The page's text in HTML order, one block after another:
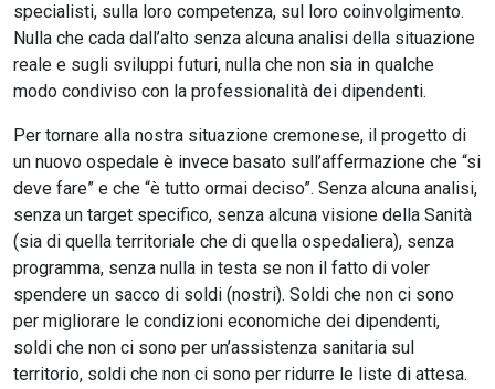
specialisti, sulla loro competenza, sul loro coinvolgimento.
Nulla che cada dall’alto senza alcuna analisi della situazione
reale e sugli sviluppi futuri, nulla che non sia in qualche
modo condiviso con la professionalità dei dipendenti.
Per tornare alla nostra situazione cremonese, il progetto di
un nuovo ospedale è invece basato sull’affermazione che “si
deve fare” e che “è tutto ormai deciso”. Senza alcuna analisi,
senza un target specifico, senza alcuna visione della Sanità
(sia di quella territoriale che di quella ospedaliera), senza
programma, senza nulla in testa se non il fatto di voler
spendere un sacco di soldi (nostri). Soldi che non ci sono
per migliorare le condizioni economiche dei dipendenti,
soldi che non ci sono per un’assistenza sanitaria sul
territorio, soldi che non ci sono per ridurre le liste di attesa.